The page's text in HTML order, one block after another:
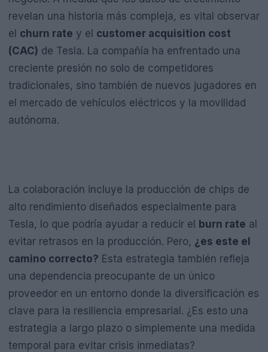
revelan una historia más compleja, es vital observar
el churn rate y el customer acquisition cost
(CAC) de Tesla. La compañía ha enfrentado una
creciente presión no solo de competidores
tradicionales, sino también de nuevos jugadores en
el mercado de vehículos eléctricos y la movilidad
autónoma.
La colaboración incluye la producción de chips de
alto rendimiento diseñados especialmente para
Tesla, lo que podría ayudar a reducir el
burn rate al
evitar retrasos en la producción. Pero, ¿es este el
camino correcto? Esta estrategia también refleja
una dependencia preocupante de un único
proveedor en un entorno donde la diversificación es
clave para la resiliencia empresarial. ¿Es esto una
estrategia a largo plazo o simplemente una medida
temporal para evitar crisis inmediatas?